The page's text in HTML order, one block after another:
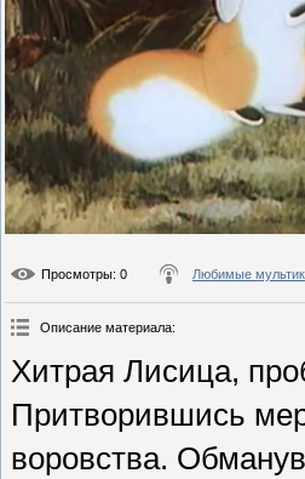
Просмотры: 0 Любимые
Описание материала:
Хитрая Лисица,
Притворившись
воровства.